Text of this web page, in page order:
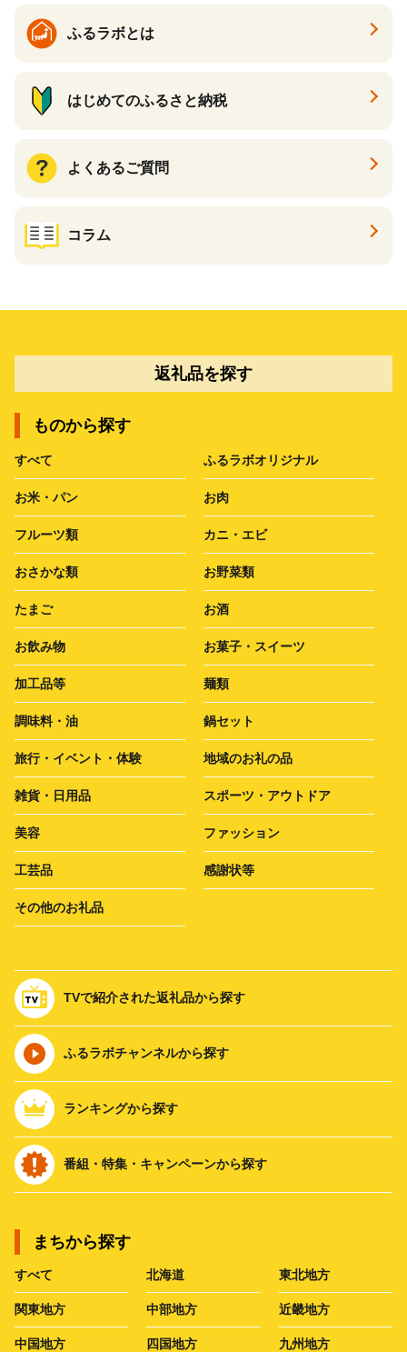
ふるラボとは
はじめてのふるさと納税
よくあるご質問
コラム
返礼品を探す
ものから探す
すべて ふるラボオリジナル
お米・パン お肉
フルーツ類 カニ・エビ
おさかな類 お野菜類
たまご お酒
お飲み物 お菓子・スイーツ
加工品等 麺類
調味料・油 鍋セット
旅行・イベント・体験 地域のお礼の品
雑貨・日用品 スポーツ・アウトドア
美容 ファッション
工芸品 感謝状等
その他のお礼品
TVで紹介された返礼品から探す
ふるラボチャンネルから探す
ランキングから探す
番組・特集・キャンペーンから探す
まちから探す
すべて 北海道 東北地方
関東地方 中部地方 近畿地方
中国地方 四国地方 九州地方